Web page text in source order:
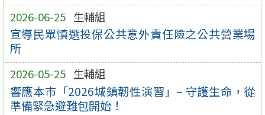
2026-06-25 生輔組
宣導民眾慎選投保公共意外責任險之公共營業場
所
2026-05-25 生輔組
響應本市「2026城鎮韌性演習」– 守護生命，從
準備緊急避難包開始！